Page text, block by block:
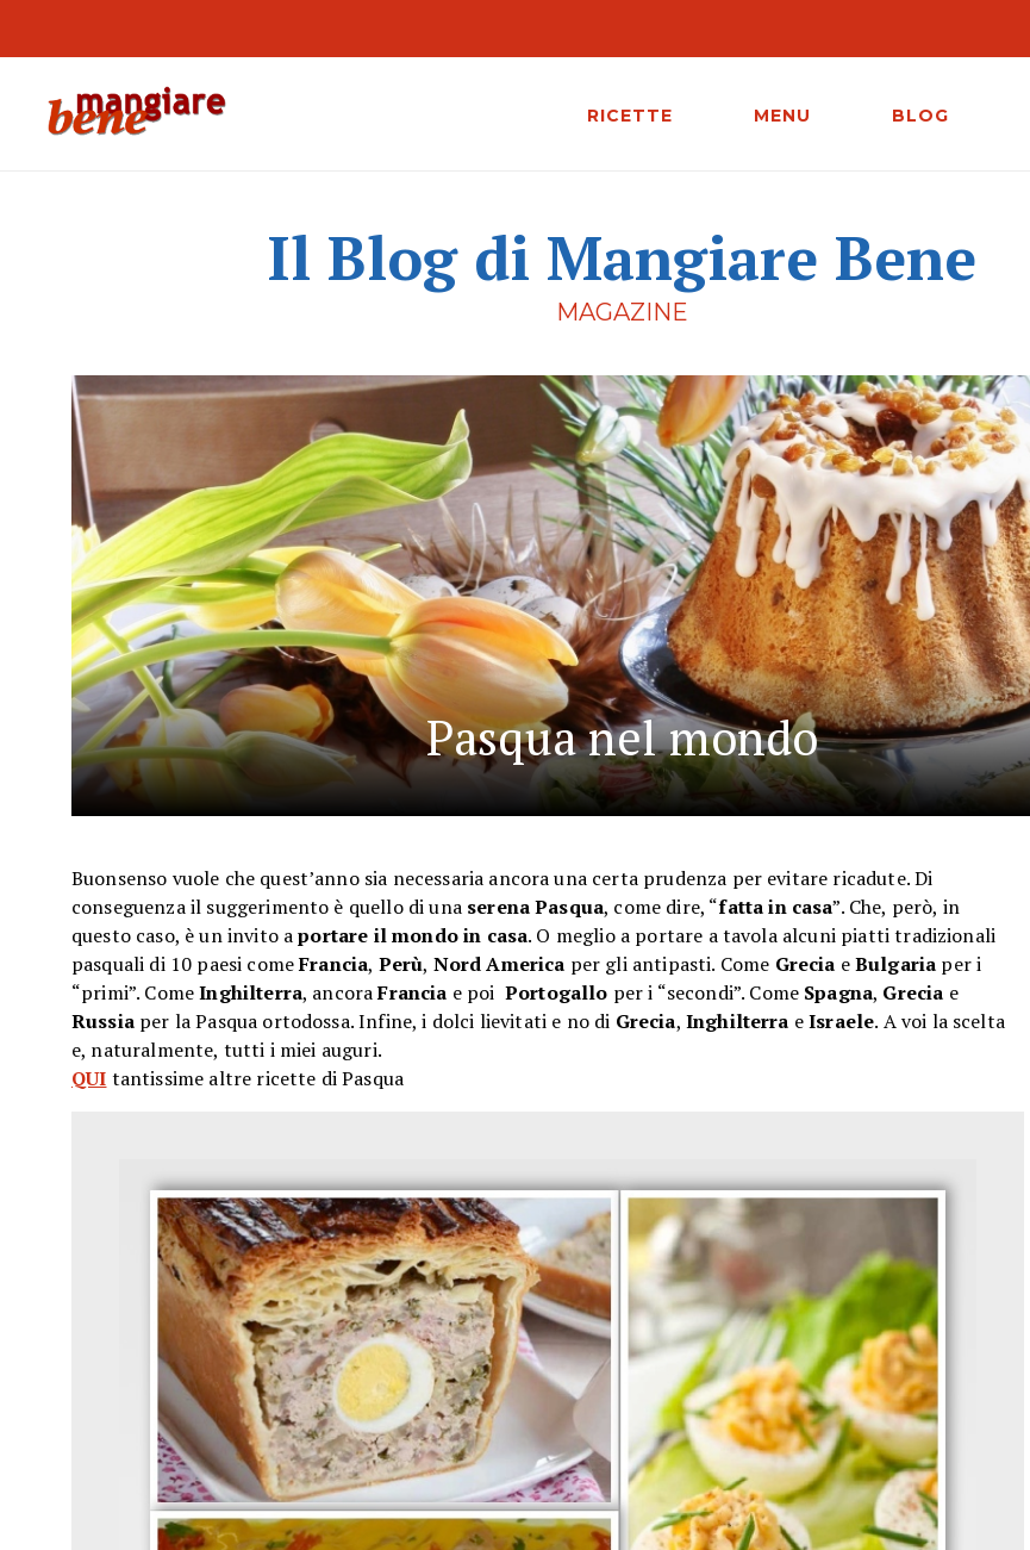
RICETTE MENU BLOG
Il Blog di Mangiare Bene
MAGAZINE
Pasqua nel mondo
Buonsenso vuole che quest’anno sia necessaria ancora una certa prudenza per evitare ricadute. Di
conseguenza il suggerimento è quello di una serena Pasqua, come dire, “fatta in casa”. Che, però, in
questo caso, è un invito aportare il mondo in casa. O meglio a portare a tavola alcuni piatti tradizionali
pasquali di 10 paesi comeFrancia, Perù, Nord America per gli antipasti. Come Grecia eBulgaria per i
“primi”. ComeInghilterra, ancoraFrancia e poi Portogallo per i “secondi”. Come Spagna, Grecia e
Russiaper la Pasqua ortodossa. Infine, i dolci lievitati e no di Grecia, Inghilterra eIsraele. A voi la scelta
e, naturalmente, tutti i miei auguri.
QUI tantissime altre ricette di Pasqua